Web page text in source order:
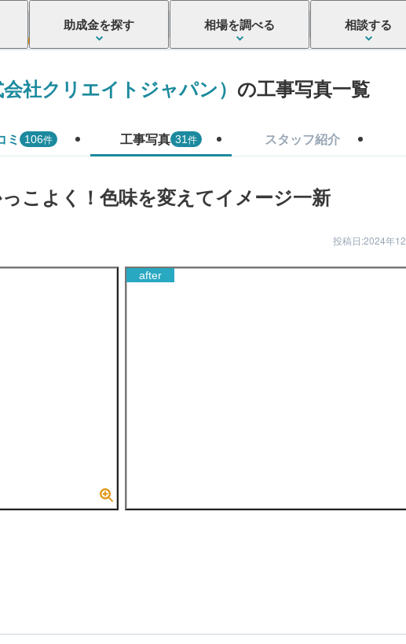
助成金を探す 相場を調べる 相談する
社クリエイトジャパン） の工事写真一覧
ミ 106件 工事写真 31件 スタッフ紹介
こよく！色味を変えてイメージ一新
投稿日:2024年
after